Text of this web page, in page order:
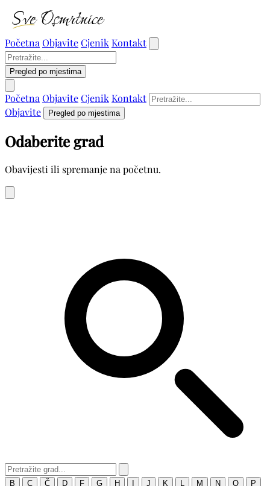
Početna ObjaviteCjenik Kontakt
Pregled po mjestima
Početna ObjaviteCjenik Kontakt
Objavite
Pregled po mjestima
Odaberite grad
Obavijesti ili spremanje na početnu.
B C Č D F G H J K M N O
P